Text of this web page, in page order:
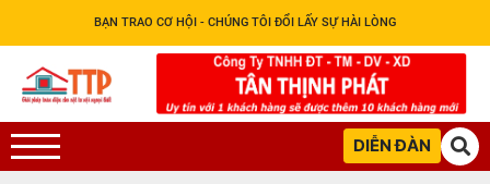
BẠN TRAO CƠ HỘI - CHÚNG TÔI ĐỔI LẤY SỰ HÀI LÒNG
DIỄN ĐÀN